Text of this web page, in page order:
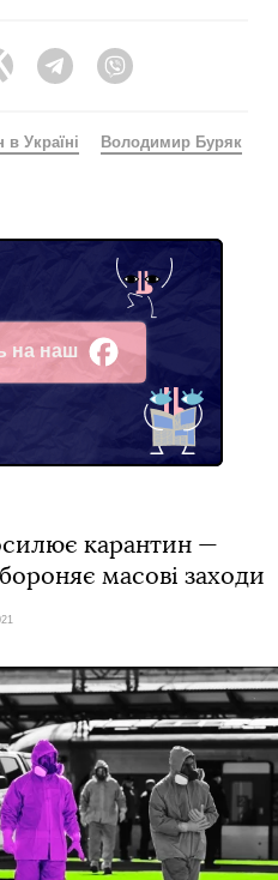
Twitter TelegramViber
в Україні Володимир Буряк
на наш
карантин —
масові заходи